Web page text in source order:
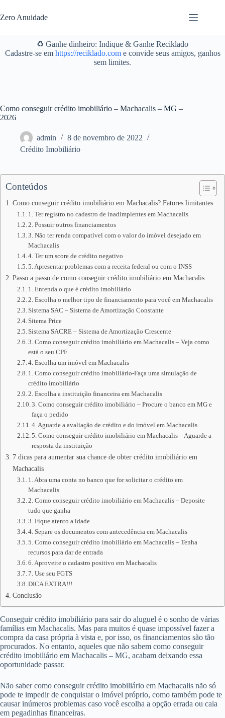
para
o
Zero Anuidade
♻️ Ganhe dinheiro: Indique & Ganhe Reciklado
Cadastre-se em https://reciklado.come convide seus amigos, ganhos
sem limites.
Como conseguir crédito imobiliário – Machacalis – MG –
2026
admin
8 de novembro de 2022
Crédito Imobiliário
Conteúdos
Como conseguir crédito imobiliário em Machacalis? Fatores limitantes
1. Ter registro no cadastro de inadimplentes em Machacalis
2. Possuir outros financiamentos
3. Não ter renda compatível com o valor do imóvel desejado em
Machacalis
4. Ter um score de crédito negativo
5. Apresentar problemas com a receita federal ou com o INSS
Passo a passo de como conseguir crédito imobiliário em Machacalis
1. Entenda o que é crédito imobiliário
2. Escolha o melhor tipo de financiamento para você em Machacalis
Sistema SAC – Sistema de Amortização Constante
Sitema Price
Sistema SACRE – Sistema de Amortização Crescente
3. Como conseguir crédito imobiliário em Machacalis – Veja como
está o seu CPF
4. Escolha um imóvel em Machacalis
1. Como conseguir crédito imobiliário-Faça uma simulação de
crédito imobiliário
2. Escolha a instituição financeira em Machacalis
3. Como conseguir crédito imobiliário – Procure o banco em MG e
faça o pedido
4. Aguarde a avaliação de crédito e do imóvel em Machacalis
5. Como conseguir crédito imobiliário em Machacalis – Aguarde a
resposta da instituição
7 dicas para aumentar sua chance de obter crédito imobiliário em
Machacalis
1. Abra uma conta no banco que for solicitar o crédito em
Machacalis
2. Como conseguir crédito imobiliário em Machacalis – Deposite
tudo que ganha
3. Fique atento a idade
4. Separe os documentos com antecedência em Machacalis
5. Como conseguir crédito imobiliário em Machacalis – Tenha
recursos para dar de entrada
6. Aproveite o cadastro positivo em Machacalis
7. Use seu FGTS
DICA EXTRA!!!
Conclusão
Conseguir crédito imobiliário para sair do aluguel é o sonho de várias
famílias em Machacalis. Mas para muitos é quase impossível fazer a
compra da casa própria à vista e, por isso, os financiamentos são tão
procurados. No entanto, aqueles que não sabem como conseguir
crédito imobiliário em Machacalis – MG, acabam deixando essa
oportunidade passar.
Não saber como conseguir crédito imobiliário em Machacalis não só
pode te impedir de conquistar o imóvel próprio, como também pode te
causar inúmeros problemas caso você escolha a opção errada ou caia
em pegadinhas financeiras.